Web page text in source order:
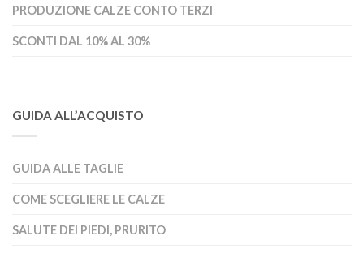
PRODUZIONE CALZE CONTO TERZI
SCONTI DAL 10% AL 30%
GUIDA ALL’ACQUISTO
GUIDA ALLE TAGLIE
COME SCEGLIERE LE CALZE
SALUTE DEI PIEDI, PRURITO